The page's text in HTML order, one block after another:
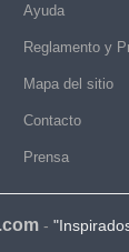
Ayuda
Reglamento y
Mapa del sitio
Contacto
Prensa
-